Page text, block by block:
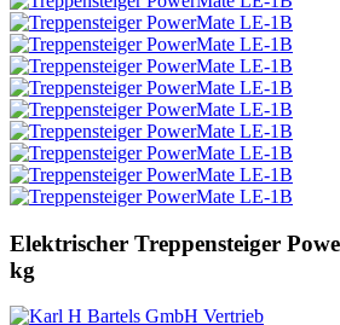
Elektrischer Treppensteiger
kg